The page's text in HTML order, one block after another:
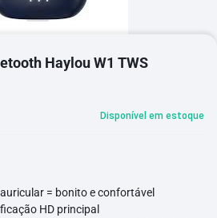
Haylou W1 TWS
Disponível em estoque
= bonito e confortável
HD principal